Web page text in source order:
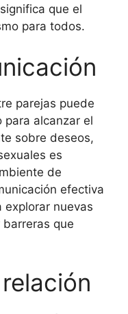
que el
para todos.
parejas puede
para alcanzar el
sobre deseos,
es
de
efectiva
explorar nuevas
que